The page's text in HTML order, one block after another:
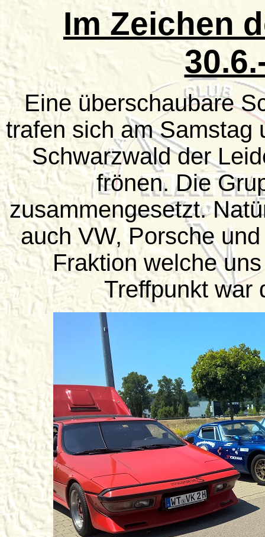
Im Zeichen
Eine überschaubare
trafen sich am Samstag
Schwarzwald der
frönen. Die
zusammengesetzt.
auch VW, Porsche
Fraktion welche
Treffpunkt war